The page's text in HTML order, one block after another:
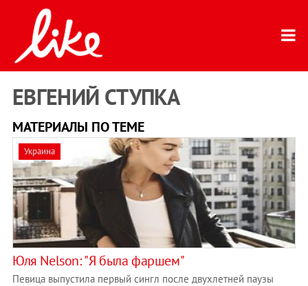
ЕВГЕНИЙ СТУПКА
МАТЕРИАЛЫ ПО ТЕМЕ
Украина
Юля Nelson: "Я была фаршем"
Певица выпустила первый сингл после двухлетней паузы